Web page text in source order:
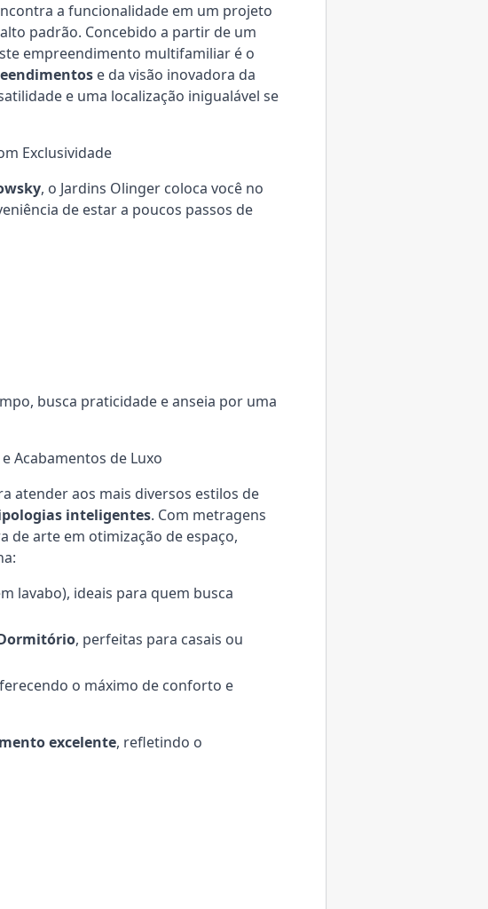
a funcionalidade em um projeto
padrão. Concebido a partir de um
empreendimento multifamiliar é o
e da visão inovadora da
e uma localização inigualável se
Exclusividade
, o Jardins Olinger coloca você no
de estar a poucos passos de
busca praticidade e anseia por uma
Acabamentos de Luxo
atender aos mais diversos estilos de
inteligentes. Com metragens
de arte em otimização de espaço,
lavabo), ideais para quem busca
, perfeitas para casais ou
o máximo de conforto e
excelente, refletindo o